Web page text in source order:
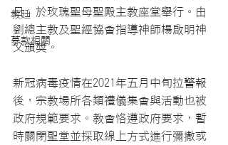
教廷
募款相關
日」於玫瑰聖母聖殿主教座堂舉行。由
劉總主教及聖經協會指導神師楊啟明神
父頒獎。
新冠病毒疫情在2021年五月中旬拉警報
後，宗教場所各類禮儀集會與活動也被
政府規範要求。教會恪遵政府要求，暫
時關閉聖堂並採取線上方式進行彌撒或